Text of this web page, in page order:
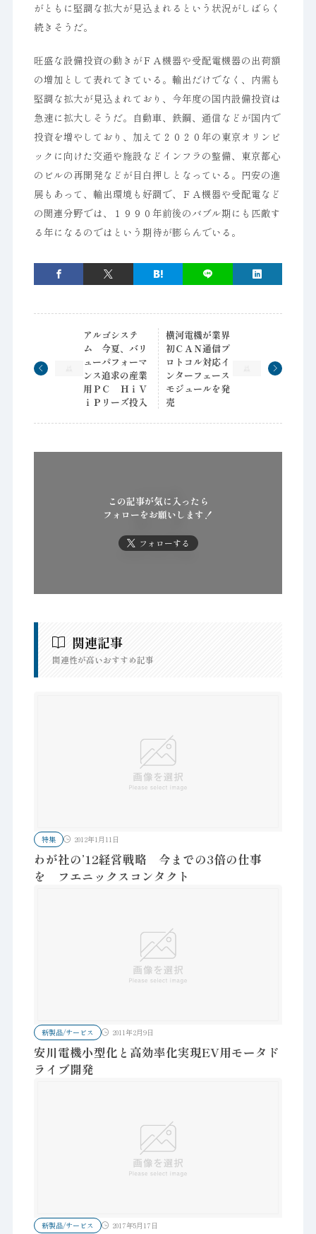
がともに堅調な拡大が見込まれるという状況がしばらく
続きそうだ。
旺盛な設備投資の動きがＦＡ機器や受配電機器の出荷額
の増加として表れてきている。輸出だけでなく、内需も
堅調な拡大が見込まれており、今年度の国内設備投資は
急速に拡大しそうだ。自動車、鉄鋼、通信などが国内で
投資を増やしており、加えて２０２０年の東京オリンピ
ックに向けた交通や施設などインフラの整備、東京都心
のビルの再開発などが目白押しとなっている。円安の進
展もあって、輸出環境も好調で、ＦＡ機器や受配電など
の関連分野では、１９９０年前後のバブル期にも匹敵す
る年になるのではという期待が膨らんでいる。
アルゴシステ
ム 今夏、バリ
ューパフォーマ
ンス追求の産業
用ＰＣ ＨｉＶ
ｉＰリーズ投入
横河電機が業界
初ＣＡＮ通信プ
ロトコル対応イ
ンターフェース
モジュールを発
売
この記事が気に入ったら
フォローをお願いします！
フォローする
関連記事
関連性が高いおすすめ記事
特集 2012年1月11日
わが社の’12経営戦略 今までの3倍の仕事
を フエニックスコンタクト
新製品/サービス 2011年2月9日
安川電機小型化と高効率化実現EV用モータド
ライブ開発
新製品/サービス 2017年5月17日